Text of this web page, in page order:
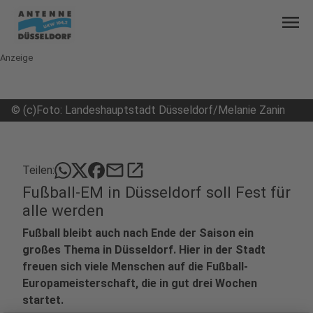
menu
Anzeige
© (c)Foto: Landeshauptstadt Düsseldorf/Melanie Zanin
Teilen: mailopen_in_new
Fußball-EM in Düsseldorf soll Fest für
alle werden
Fußball bleibt auch nach Ende der Saison ein
großes Thema in Düsseldorf. Hier in der Stadt
freuen sich viele Menschen auf die Fußball-
Europameisterschaft, die in gut drei Wochen
startet.